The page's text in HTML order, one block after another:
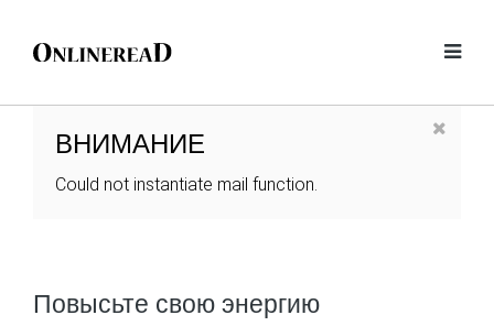
ВНИМАНИЕ
Could not instantiate mail function.
Повысьте свою энергию